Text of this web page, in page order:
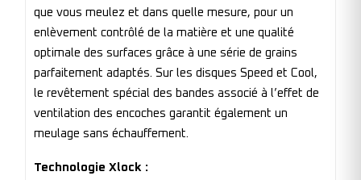
que vous meulez et dans quelle mesure, pour un
enlèvement contrôlé de la matière et une qualité
optimale des surfaces grâce à une série de grains
parfaitement adaptés. Sur les disques Speed et Cool,
le revêtement spécial des bandes associé à l’effet de
ventilation des encoches garantit également un
meulage sans échauffement.
Technologie Xlock :